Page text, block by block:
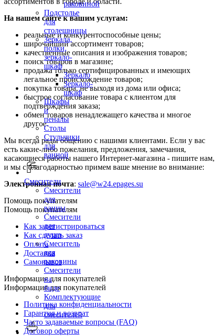
раковиной
Подстолье
для
столешницы
Зеркала,
полки,
зеркало-
шкаф
Зеркало
Зеркало-
шкаф
Шкафы
и
пеналы
Столы
Стульчики
для
ванной
Смесители
Смесители
для
ванны
Смесители
для
душа
Смеситель
для
раковины
Смесители
на
биде
Комплектующие
для
смесителей
На нашем сайте к вашим услугам:
реальные и конкурентоспособные цены;
широчайший ассортимент товаров;
качественные описания и изображения товаров;
поиск товаров в магазине;
продажа только сертифицированных и имеющих
легальное происхождение товаров;
покупка товара, не выходя из дома или офиса;
быстрое согласование товара с клиентом для
подтверждения заказа;
обмен товаров ненадлежащего качества и многое
другое.
Мы всегда рады общению с нашими клиентами. Если у вас
есть какие-либо пожелания, предложения, замечания,
касающиеся работы нашего Интернет-магазина - пишите нам,
и мы с благодарностью примем ваше мнение во внимание:
Электронная почта: sale@w24.epages.su
Помощь покупателям
Помощь покупателям
Как зарегистрироваться
Как сделать заказ
Оплата
Доставка
Самовывоз
Информация для покупателей
Информация для покупателей
Политика конфиденциальности
Гарантия и возврат
Часто задаваемые вопросы (FAQ)
Договор оферты